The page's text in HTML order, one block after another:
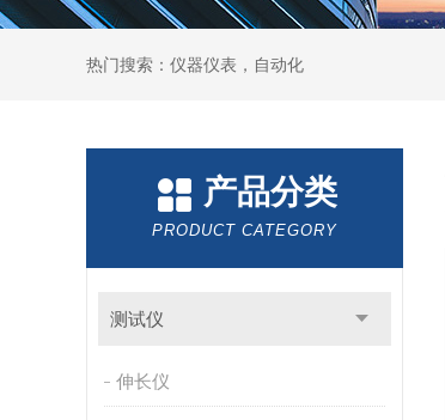
热门搜索：仪器仪表，自动化
产品分类
PRODUCT CATEGORY
测试仪
伸长仪